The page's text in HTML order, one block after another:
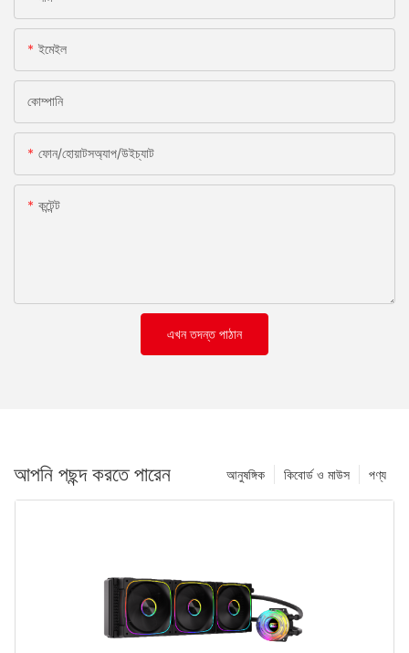
ইমেইল
কোম্পানি
ফোন/হোয়াটসঅ্যাপ/উইচ্যাট
কন্টেন্ট
এখন তদন্ত পাঠান
আপনি পছন্দ করতে পারেন পণ্য
কিবোর্ড ও মাউস
আনুষঙ্গিক